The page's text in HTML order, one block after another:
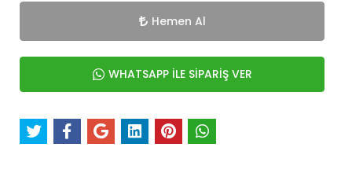
Hemen Al
WHATSAPP İLE SİPARİŞ VER